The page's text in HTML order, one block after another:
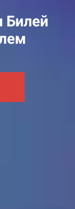
Билей